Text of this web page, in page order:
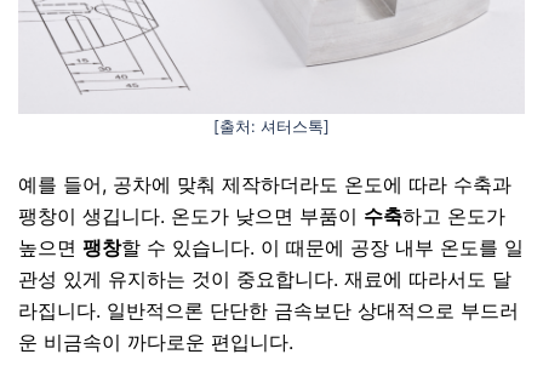
[출처: 셔터스톡]
예를 들어, 공차에 맞춰 제작하더라도 온도에 따라 수축과
팽창이 생깁니다. 온도가 낮으면 부품이 수축하고 온도가
높으면 팽창할 수 있습니다. 이 때문에 공장 내부 온도를 일
관성 있게 유지하는 것이 중요합니다. 재료에 따라서도 달
라집니다. 일반적으론 단단한 금속보단 상대적으로 부드러
운 비금속이 까다로운 편입니다.